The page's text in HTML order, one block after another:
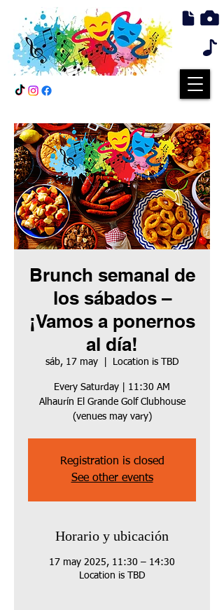
Brunch semanal de
los sábados –
¡Vamos a ponernos
al día!
sáb, 17 may
  |
Location is TBD
Every Saturday | 11:30 AM
Alhaurín El Grande Golf Clubhouse
(venues may vary)
Registration is closed
See other events
Horario y ubicación
17 may 2025, 11:30 – 14:30
Location is TBD